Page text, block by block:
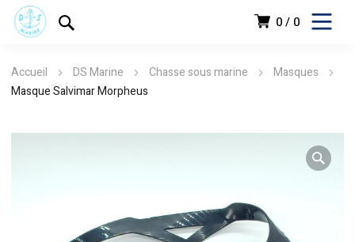
0 0
Accueil DS Marine Chasse sous marine
Masques
Masque Salvimar Morpheus